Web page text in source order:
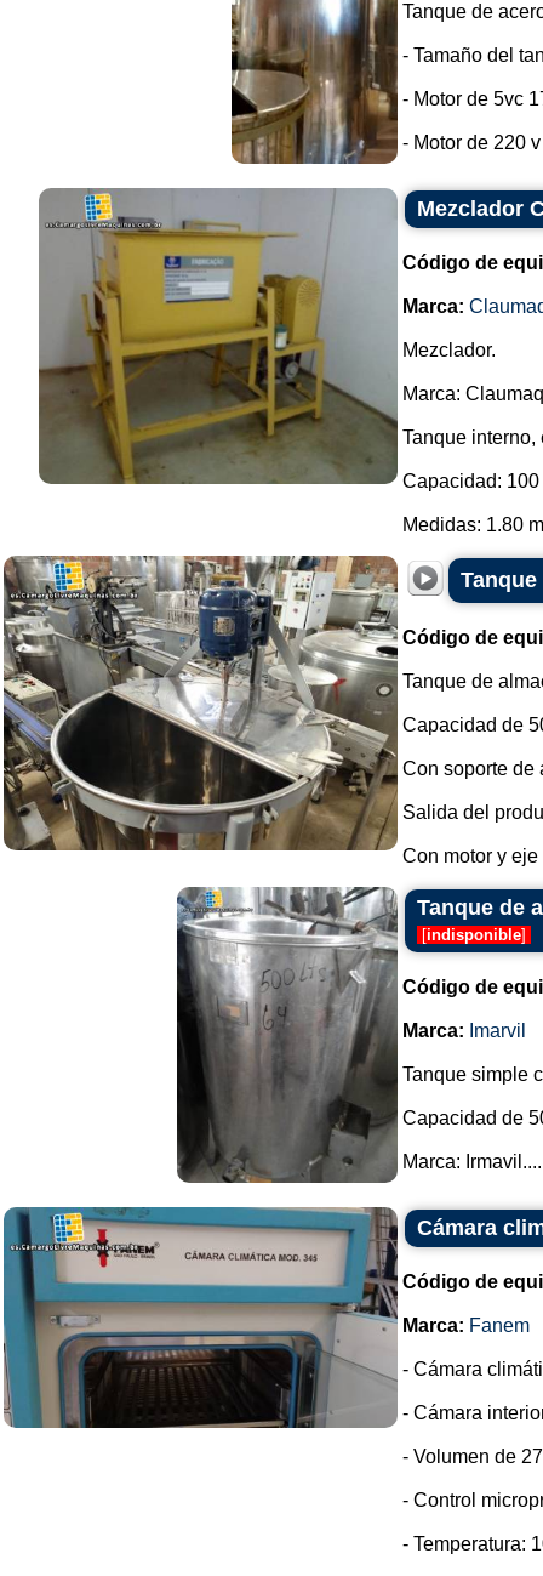
Tanque de
- Tamaño del
- Motor de 5vc
- Motor de 220
Mezclador
Código de
Marca:
Mezclador.
Marca:
Tanque
Capacidad: 100
Medidas: 1.80
Código de
Tanque de
Capacidad de
Con soporte de
Salida del
Con motor y
Tanque de
[indisponible]
Código de
Marca: Imarvil
Tanque simple
Capacidad de
Marca: Irmavil....
Cámara
Código de
Marca: Fanem
- Cámara
- Cámara
- Volumen de
- Control
- Temperatura: